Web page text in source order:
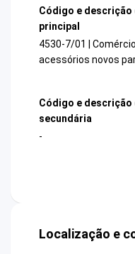
Código e
principal
4530-7/01 |
acessórios novos
Código e
secundária
-
Localização e